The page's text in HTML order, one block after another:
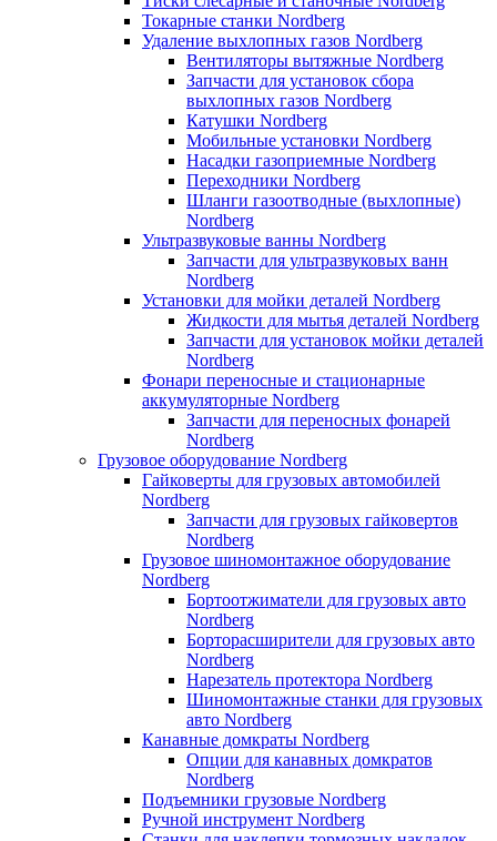
Токарные станки Nordberg
Удаление выхлопных газов Nordberg
Вентиляторы вытяжные Nordberg
Запчасти для установок сбора
выхлопных газов Nordberg
Катушки Nordberg
Мобильные установки Nordberg
Насадки газоприемные Nordberg
Переходники Nordberg
Шланги газоотводные (выхлопные)
Nordberg
Ультразвуковые ванны Nordberg
Запчасти для ультразвуковых ванн
Nordberg
Установки для мойки деталей Nordberg
Жидкости для мытья деталей Nordberg
Запчасти для установок мойки деталей
Nordberg
Фонари переносные и стационарные
аккумуляторные Nordberg
Запчасти для переносных фонарей
Nordberg
Грузовое оборудование Nordberg
Гайковерты для грузовых автомобилей
Nordberg
Запчасти для грузовых гайковертов
Nordberg
Грузовое шиномонтажное оборудование
Nordberg
Бортоотжиматели для грузовых авто
Nordberg
Борторасширители для грузовых авто
Nordberg
Нарезатель протектора Nordberg
Шиномонтажные станки для грузовых
авто Nordberg
Канавные домкраты Nordberg
Опции для канавных домкратов
Nordberg
Подъемники грузовые Nordberg
Ручной инструмент Nordberg